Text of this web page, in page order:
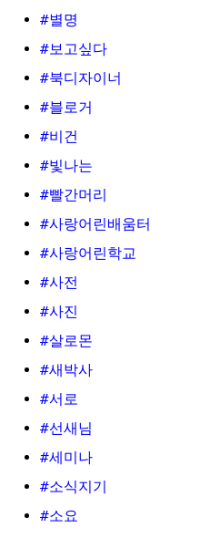
#별명
#보고싶다
#북디자이너
#블로거
#비건
#빛나는
#빨간머리
#사랑어린배움터
#사랑어린학교
#사전
#사진
#살로몬
#새박사
#서로
#선새님
#세미나
#소식지기
#소요